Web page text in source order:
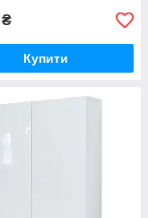
₴
Купити